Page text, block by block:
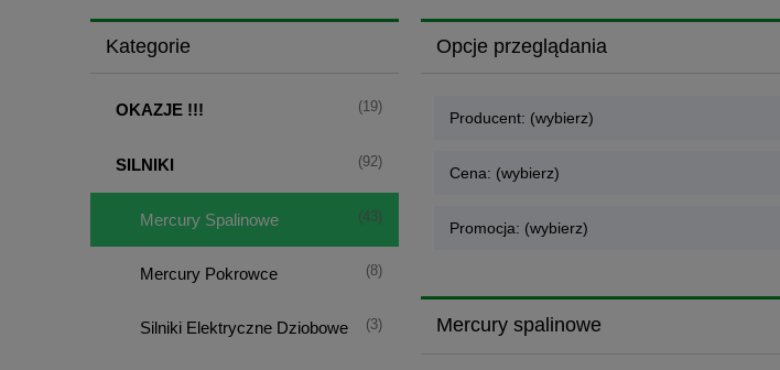
Kategorie
OKAZJE !!! (19)
SILNIKI (92)
Mercury Spalinowe (43)
Mercury Pokrowce (8)
Silniki Elektryczne Dziobowe (3)
Opcje przeglądania
Producent: (wybierz)
Cena: (wybierz)
Promocja: (wybierz)
Mercury spalinowe